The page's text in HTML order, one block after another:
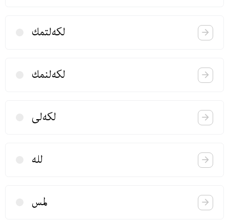
لكه‌لتمك
لكه‌لنمك
لكه‌لی
لله
لمس